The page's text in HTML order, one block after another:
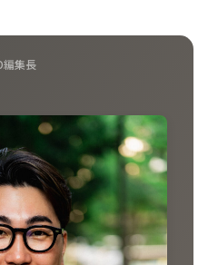
編集長